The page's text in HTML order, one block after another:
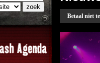
Betaal niet